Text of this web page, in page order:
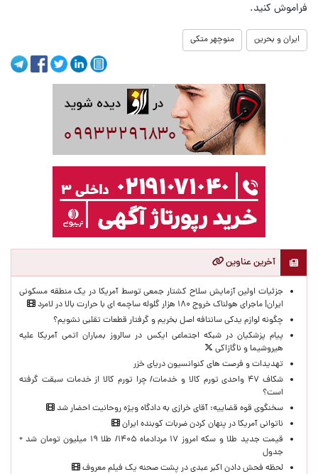
فراموش کنید.
ایران و بحرین منوچهر متکی
آخرین عناوین
جزئیات اولین آزمایش سلاح کشتار جمعی توسط آمریکا در یک منطقه مسکونی
ایران| ماجرای هولناک خروج ۱۸۰ هزار گلوله ساچمه ای با حرارت بالا در لامرد
چگونه لوازم یدکی سانتافه اصل بخریم و گرفتار قطعات تقلبی نشویم؟
پیام پزشکیان در شبکه اجتماعی ایکس در سالروز بمباران اتمی آمریکا علیه
هیروشیما و ناگازاکی
تهدیدات و فرصت های کنوانسیون دریای خزر
شکاف ۴۷ واحدی تورم کالا و خدمات/ چرا تورم کالا از خدمات سبقت گرفته
است؟
سخنگوی قوه قضاییه: آقای خرازی به دادگاه ویژه روحانیت احضار شد
ناتوانی آمریکا در پنهان کردن ضربات کوبنده ایران
قیمت جدید طلا و سکه امروز ۱۷ مردادماه ۱۴۰۵/ طلا ۱۹ میلیون تومان شد +
جدول
لحظه‌ فحش دادن اکبر عبدی در پشت صحنه یک فیلم معروف